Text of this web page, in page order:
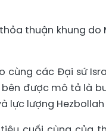
thuận khung
cùng các Đại sứ
được mô tả là
lực lượng